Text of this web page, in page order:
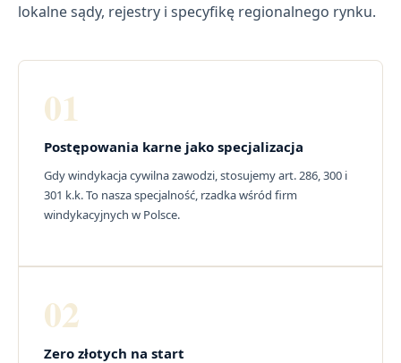
lokalne sądy, rejestry i specyfikę regionalnego rynku.
01
Postępowania karne jako specjalizacja
Gdy windykacja cywilna zawodzi, stosujemy art. 286, 300 i
301 k.k. To nasza specjalność, rzadka wśród firm
windykacyjnych w Polsce.
02
Zero złotych na start